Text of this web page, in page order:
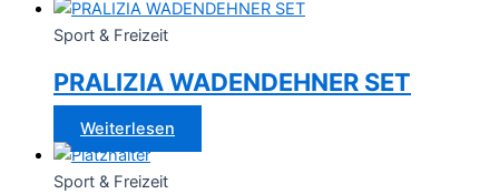
Sport & Freizeit
PRALIZIA WADENDEHNER SET
Weiterlesen
Sport & Freizeit